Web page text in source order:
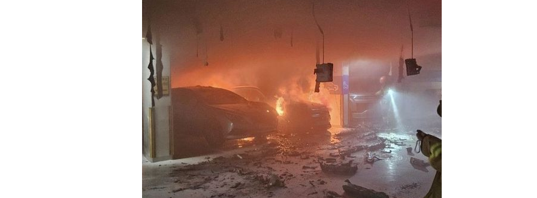
2박 3일 '입소'…각개전투·야
2
송영길·김민석, '조희대 탄핵'
3
"편해서 매일 신었는데"...전문
'크록스'의 숨은 위험
4
하닉 프리마켓 하한가 논란
일부터 상·하한가 주문금지"
5
'국장만 하라고?'…ISA 세제
'부글부글'